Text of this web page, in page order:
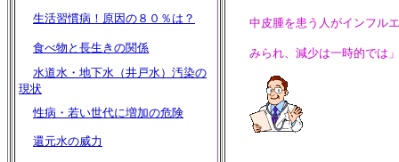
生活習慣病！原因の８０％は？
食べ物と長生きの関係
水道水・地下水（井戸水）汚染の
現状
性病・若い世代に増加の危険
還元水の威力
中皮腫を患う人がインフルエ
みられ、減少は一時的では」